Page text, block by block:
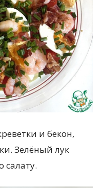
и бекон,
Зелёный лук
салату.